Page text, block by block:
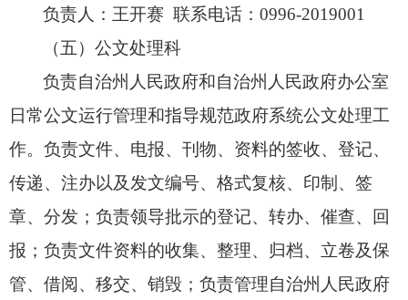
负责人：王开赛 联系电话：0996-2019001
（五）公文处理科
负责自治州人民政府和自治州人民政府办公室
日常公文运行管理和指导规范政府系统公文处理工
作。 负责文件、 电报、 刊物、 资料的签收、 登记、
传递、 注办以及发文编号、 格式复核、 印制、 签
章、 分发； 负责领导批示的登记、 转办、 催查、
回
报； 负责文件资料的收集、 整理、 归档、 立卷及保
管、 借阅、 移交、 销毁； 负责管理自治州人民政府